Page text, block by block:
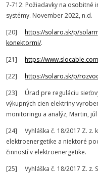
7-712: Požiadavky na osobitné
systémy. November 2022, n.d.
[20] https://solaro.sk/p/
konektormi/.
[21] https://
[22] https://solaro.sk/p/
[23] Úrad pre reguláciu
výkupných cien elektriny
monitoringu a analýz, Martin, júl
[24] Vyhláška č. 18/2017 Z. z.
elektroenergetike a niektoré
činností v elektroenergetike.
[25] Vyhláška č. 18/2017 Z. z.